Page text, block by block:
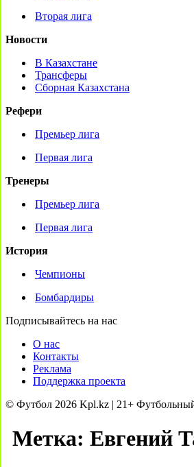
Вторая лига
Новости
В Казахстане
Трансферы
Сборная Казахстана
Рефери
Премьер лига
Первая лига
Тренеры
Премьер лига
Первая лига
История
Чемпионы
Бомбардиры
Подписывайтесь на нас
О нас
Контакты
Реклама
Поддержка проекта
© Футбол 2026 Kpl.kz | 21+ Футбольный
Метка: Евгений